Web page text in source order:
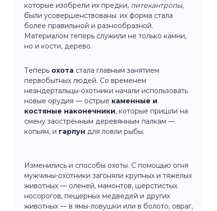
которые изобрели их предки, питекантропы,
были усовершенствованы: их форма стала
более правильной и разнообразной.
Материалом теперь служили не только камни,
но и кости, дерево.
Теперь охота стала главным занятием
первобытных людей. Со временем
неандертальцы-охотники начали использовать
новые орудия — острые каменные и
костяные наконечники, которые пришли на
смену заострённым деревянным палкам —
копьям, и гарпун для ловли рыбы.
Изменились и способы охоты. С помощью огня
мужчины-охотники загоняли крупных и тяжёлых
животных — оленей, мамонтов, шерстистых
носорогов, пещерных медведей и других
животных — в ямы-ловушки или в болото, овраг,